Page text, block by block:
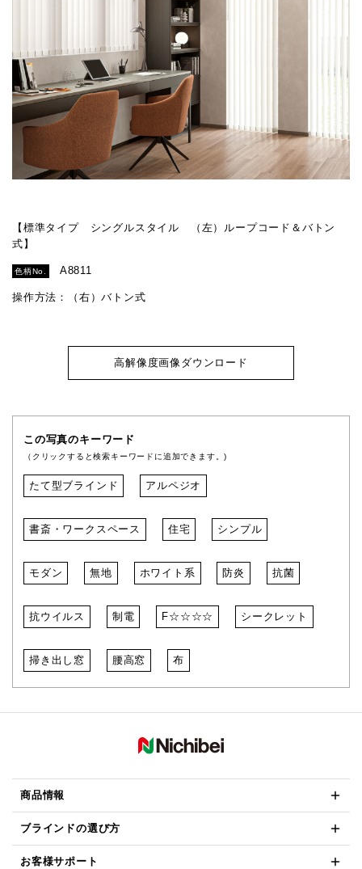
【標準タイプ シングルスタイル （左）ループコード＆バトン
式】
色柄No. A8811
操作方法：（右）バトン式
高解像度画像ダウンロード
この写真のキーワード
（クリックすると検索キーワードに追加できます。)
たて型ブラインド アルペジオ
書斎・ワークスペース 住宅 シンプル
モダン 無地 ホワイト系 防炎 抗菌
抗ウイルス 制電 F☆☆☆☆ シークレット
掃き出し窓 腰高窓 布
商品情報
ブラインドの選び方
お客様サポート